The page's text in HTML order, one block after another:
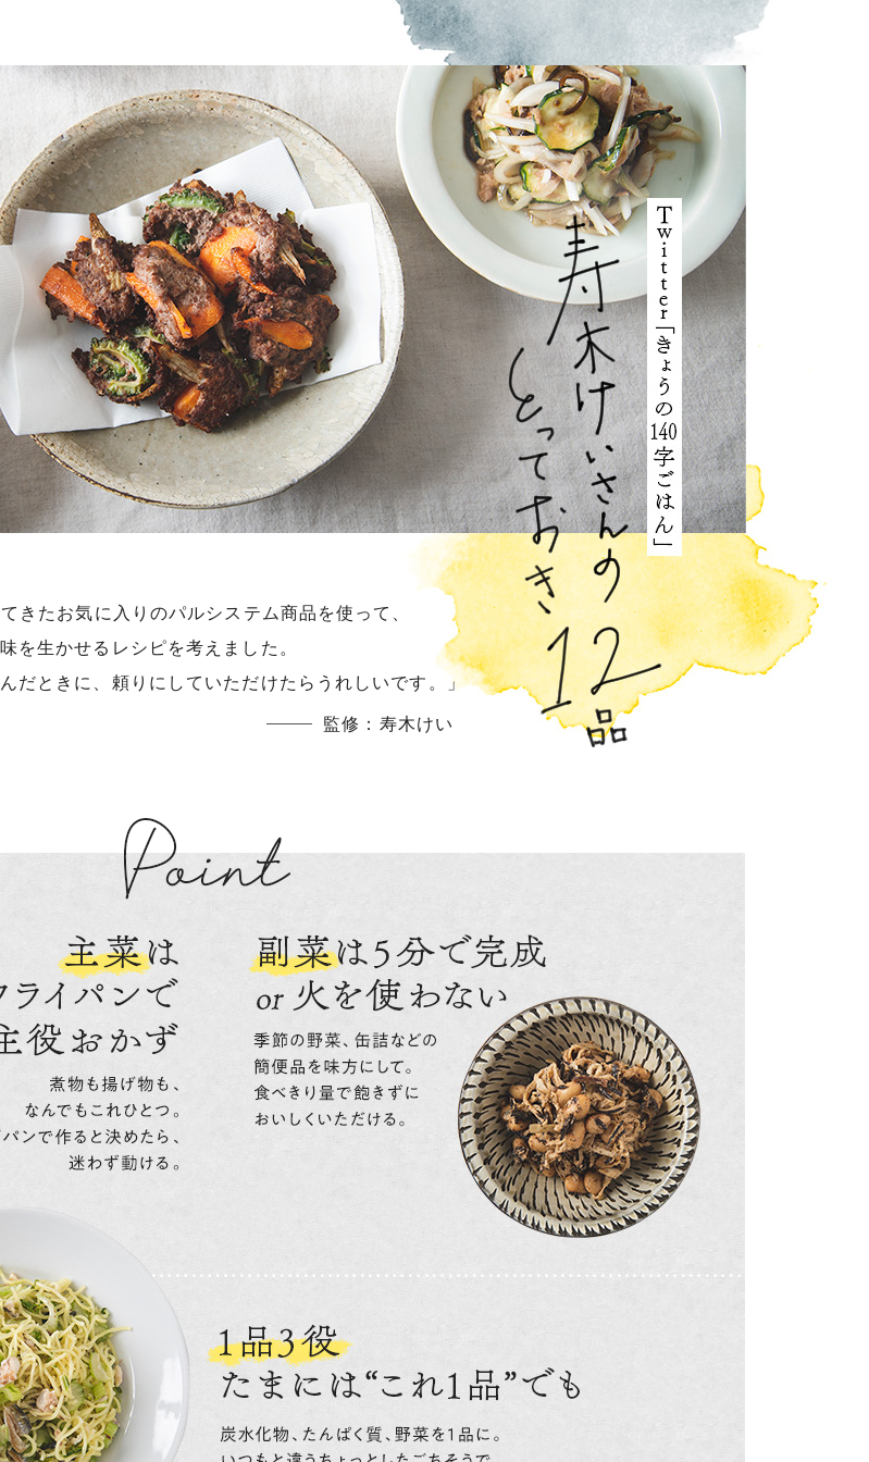
きたお気に入りのパルシステム商品を使って、
を生かせるレシピを考えました。
だときに、頼りにしていただけたらうれしいです。」
監修：寿木けい
間
からの幼児食
）
分）
ト
緒さんレシピ
豚肉
ひき肉
なす
たまねぎ
副菜
お弁当
つ・デザート